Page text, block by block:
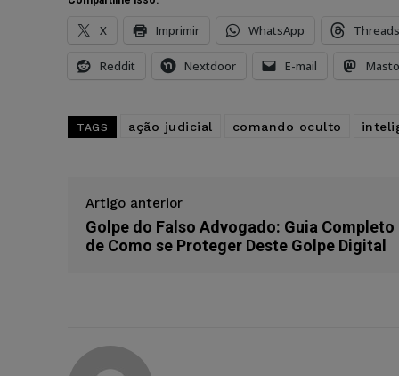
X Imprimir WhatsApp Threads
Reddit Nextdoor E-mail
TAGS ação judicial comando oculto
Artigo anterior
Golpe do Falso Advogado: Guia Completo
de Como se Proteger Deste Golpe Digital